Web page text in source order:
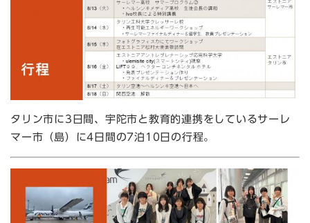
タリン市に3日間、宇陀市と教育的連携をしているサーレ
マー市（島）に4日間の7泊10日の行程。